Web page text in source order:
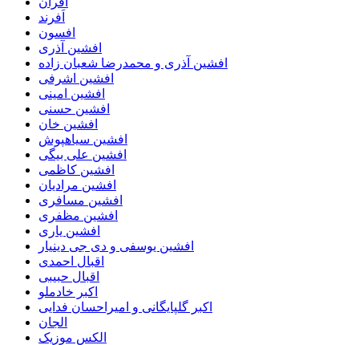
اَفرند
افسون
افشین آذری
افشین آذری و محمدرضا شعبان زاده
افشین اشرفی
افشین امینی
افشین حسنی
افشین خان
افشین سیاهپوش
افشین علی بیگی
افشین کاظمی
افشین مرادیان
افشین مسافری
افشین مظفری
افشین یاری
افشین یوسفی و دی جی دینیار
اقبال احمدی
اقبال حبیبی
اکبر خادملو
اکبر گلپایگانی و امیراحسان فدایی
الجان
الکس موزیک